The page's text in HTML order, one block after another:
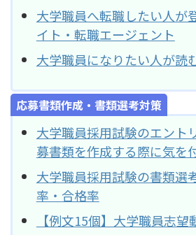
大学職員へ転職したい人が
イト・転職エージェント
大学職員になりたい人が読
応募書類作成・書類選考対策
大学職員採用試験のエント
募書類を作成する際に気を
大学職員採用試験の書類選
率・合格率
【例文15個】大学職員志